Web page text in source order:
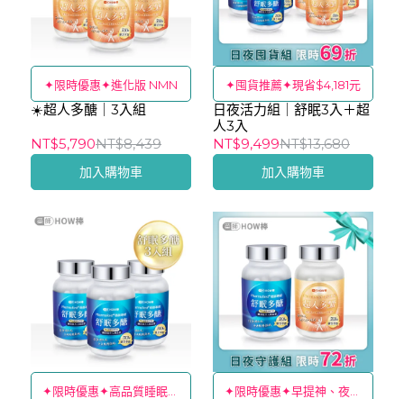
✦限時優惠✦進化版 NMN
☀️超人多醣｜3入組
NT$5,790NT$8,439
加入購物車
✦囤貨推薦✦現省$4,181元
日夜活力組｜舒眠3入＋超
人3入
NT$9,499NT$13,680
加入購物車
✦限時優惠✦高品質睡眠體
✦限時優惠✦早提神、夜好